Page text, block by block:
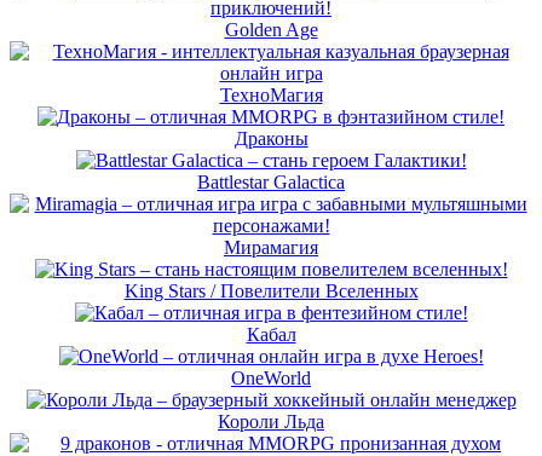
Golden Age
ТехноМагия
Драконы
Battlestar Galactica
Мирамагия
King Stars / Повелители Вселенных
Кабал
OneWorld
Короли Льда